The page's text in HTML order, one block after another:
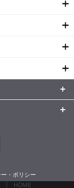
・ポリシー
HOME